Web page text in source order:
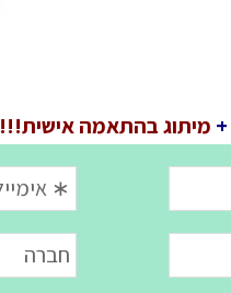
+ מיתוג בהתאמה אישית!!!